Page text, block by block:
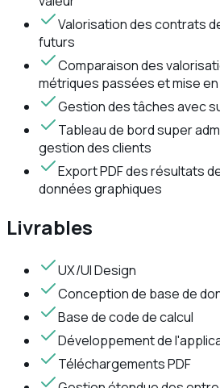
Valorisation des contrats
futurs
Comparaison des
métriques passées et mise
Gestion des tâches avec
Tableau de bord super
gestion des clients
Export PDF des résultats
données graphiques
Livrables
UX/UI Design
Conception de base de
Base de code de calcul
Développement de
Téléchargements PDF